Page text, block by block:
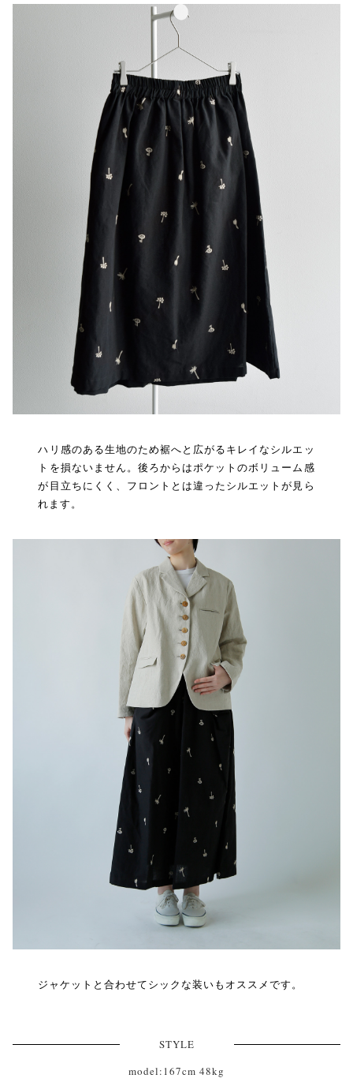
ハリ感のある生地のため裾へと広がるキレイなシルエッ
トを損ないません。後ろからはポケットのボリューム感
が目立ちにくく、フロントとは違ったシルエットが見ら
れます。
ジャケットと合わせてシックな装いもオススメです。
STYLE
model:167cm 48kg